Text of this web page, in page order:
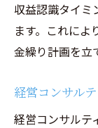
収益認識タイミ
ます。これによ
金繰り計画を立
経営コンサル
経営コンサルテ